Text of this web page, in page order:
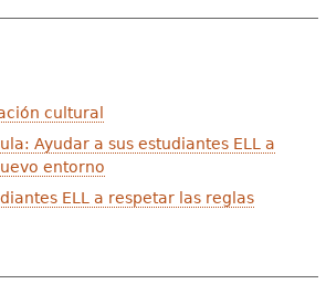
cultural
Ayudar a sus estudiantes ELL a
entorno
ELL a respetar las reglas